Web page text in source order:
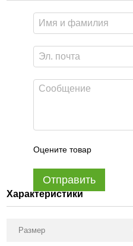
Оцените товар
Отправить
Характеристики
Размер